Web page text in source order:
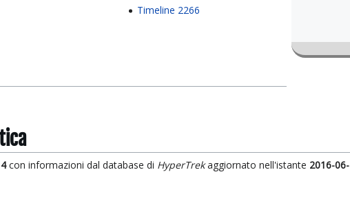
Timeline 2266
con informazioni dal database di HyperTrekaggiornato nell'istante 2016-06-